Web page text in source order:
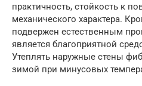
практичность, стойкость к
механического характера.
подвержен естественным
является благоприятной
Утеплять наружные стены
зимой при минусовых